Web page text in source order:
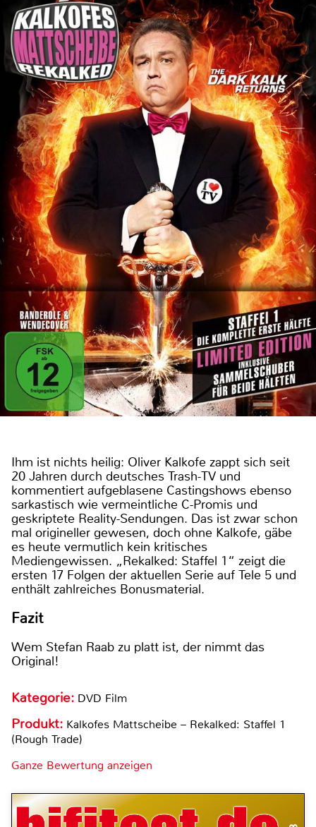
Ihm ist nichts heilig: Oliver Kalkofe zappt sich seit
20 Jahren durch deutsches Trash-TV und
kommentiert aufgeblasene Castingshows ebenso
sarkastisch wie vermeintliche C-Promis und
geskriptete Reality-Sendungen. Das ist zwar schon
mal origineller gewesen, doch ohne Kalkofe, gäbe
es heute vermutlich kein kritisches
Mediengewissen. „Rekalked: Staffel 1“ zeigt die
ersten 17 Folgen der aktuellen Serie auf Tele 5 und
enthält zahlreiches Bonusmaterial.
Fazit
Wem Stefan Raab zu platt ist, der nimmt das
Original!
Kategorie: DVD Film
Produkt: Kalkofes Mattscheibe – Rekalked: Staffel 1
(Rough Trade)
Ganze Bewertung anzeigen